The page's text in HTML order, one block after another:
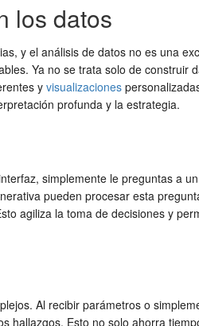
los datos
y el análisis de datos no es una
Ya no se trata solo de construir
y visualizaciones
profunda y la estrategia.
simplemente le preguntas a
pueden procesar esta
agiliza la toma de decisiones y
Al recibir parámetros o
Esto no solo ahorra